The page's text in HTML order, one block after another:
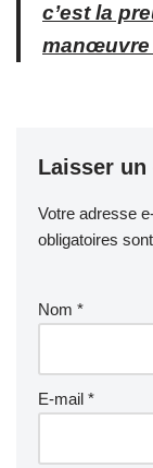
c’est la
manœuvre
Laisser
Votre adresse
obligatoires
Nom *
E-mail *